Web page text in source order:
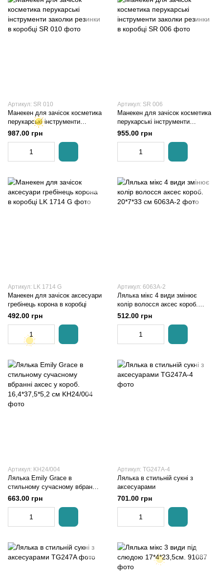
Артикул: SR 010
Манекен для зачісок косметика
перукарські інструменти
заколки резинки в коробці
987.00 грн
Артикул: SR 006
Манекен для зачісок косметика
перукарські інструменти
заколки резинки в коробці
955.00 грн
Артикул: LK 1714 G
Манекен для зачісок аксесуари
гребінець корона в коробці
492.00 грн
Артикул: 6063A-2
Лялька мікс 4 види змінює
колір волосся аксес короб.
20*7*33 см
512.00 грн
Артикул: KH24/004
Лялька Emily Grace в
стильному сучасному вбранні
аксес у короб. 16,4*37,5*5,2 см
663.00 грн
Артикул: TG247A-4
Лялька в стильній сукні з
аксесуарами
701.00 грн